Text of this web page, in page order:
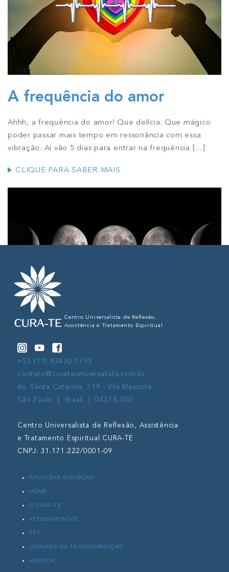
A frequência do amor
Ahhh, a frequência do amor! Que delícia. Que mágico
poder passar mais tempo em ressonância com essa
vibração. Aí vão 5 dias para entrar na frequência […]
CLIQUE PARA SABER MAIS
As fases da Lua
Vamos conhecer um pouco melhor as fases da lua e a
CLIQUE PARA SABER MAIS
Centro Universalista de Reflexão,
Assistência e Tratamento Espiritual
+55 (11) 93420-1795
contato@curateuniversalista.com.br
Av. Santa Catarina, 719 - Vila Mascote
São Paulo | Brasil | 04378 300
Centro Universalista de Reflexão, Assistência
e Tratamento Espiritual CURA-TE
CNPJ: 31.171.222/0001-09
FINALIZAR INSCRIÇÃO
HOME
O CURA-TE
ATENDIMENTOS
CFT
JORNADA DA TRANSFORMAÇÃO
AGENDA